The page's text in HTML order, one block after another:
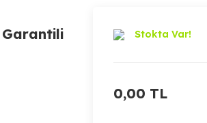
Garantili Stokta Var!
0,00 TL